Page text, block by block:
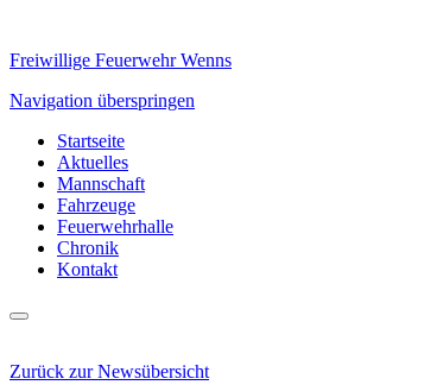
Freiwillige Feuerwehr Wenns
Navigation überspringen
Startseite
Aktuelles
Mannschaft
Fahrzeuge
Feuerwehrhalle
Chronik
Kontakt
Zurück zur Newsübersicht